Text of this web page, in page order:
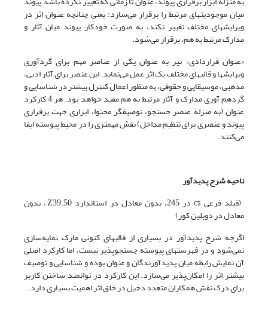
میان موجودیتهای مرتبط را برقرار می‌سازد؛ یعنی چنانچه عنوان اثر در
ویرایشهای مختلف تغییر نکند، به صورت خودکار پیوند میان آثار و
مدارک مرتبط به هم، برقرار می‌شود.
«عنوان قراردادی» نیز به عنوان یکی از عناصر مهم برای گردآوری
ویرایشها و قالبهای مختلف یک اثر عمل می‌نماید. این عنصر برای آثار ادبی،
مذهبی، موسیقایی و حقوقی، به منظور اعمال کنترل بیشتر در شناسایی و
گردهم آوری مدارک و آثار مرتبط به هم مفید خواهد بود. هر 4 کارکرد
عنوان (به منزلة عنصر جستجو، توصیفگر محتوا، ابزاری جهت برقراری
پیوند و عنصری برای تنظیم مداخل) نقش مهمتری را در محیط پیوسته ایفا
می‌کنند.
ناحیه شرح پدیدآور
(فیلد فرعی $c در 245، بدون معادل در استاندارد Z39.50 ، بدون
معادل در دوبلین کور)
اگرچه شرح پدیدآور در بسیاری از قالبهای کنونی مارک نمایه‌سازی
نمی‌شود و در فهرستهای پیوسته جستجوپذیر نیست، اما کارکرد اصلی
آن نمایش رابطه میان پدیدآورندگان و عنوان بوده و شناسایی و توصیف
بیشتر اثر را امکان‌پذیر می‌سازد. این کارکرد در توانمند ساختن کاربر
برای درک نقش همکاران متعدد دخیل در خلق اثر اهمیت بسیاری دارد.